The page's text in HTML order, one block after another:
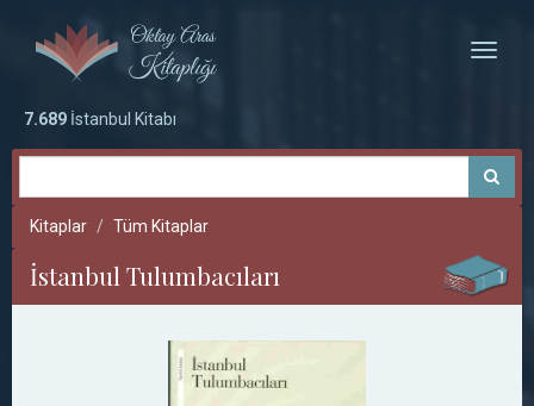
Toggle
7.689 İstanbul Kitabı
Kitaplar Tüm Kitaplar
İstanbul Tulumbacıları